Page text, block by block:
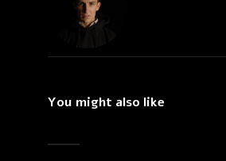
You might also like